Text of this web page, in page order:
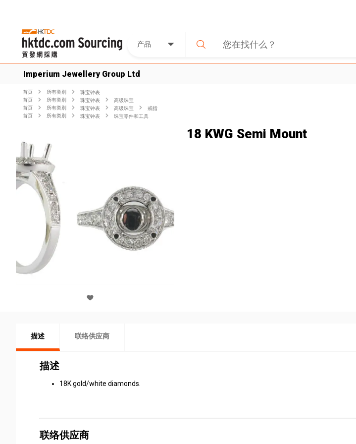
产品
Imperium Jewellery Group Ltd
首页 所有类別
珠宝钟表
首页
所有类別 珠宝钟表
高级珠宝
首页
所有类別 珠宝钟表 高级珠宝
戒指
首页
所有类別 珠宝钟表 珠宝零件和工具
18 KWG Semi Mount
描述 联络供应商
描述
18K gold/white diamonds.
联络供应商